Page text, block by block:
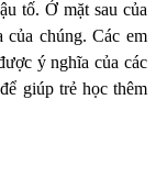
tố. Ở mặt sau của
chúng. Các em
ý nghĩa của các
giúp trẻ học thêm